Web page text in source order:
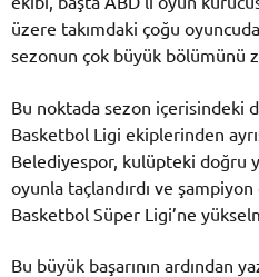
üzere takımdaki çoğu
sezonun çok büyük bölümünü
Bu noktada sezon içerisindeki
Basketbol Ligi ekiplerinden
Belediyespor, kulüpteki doğru
oyunla taçlandırdı ve
Basketbol Süper Ligi’ne
Bu büyük başarının ardından